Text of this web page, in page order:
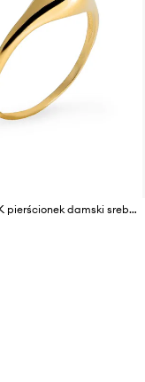
ANIA KRUK pierścionek damski srebrny pozłacany VINTAGE